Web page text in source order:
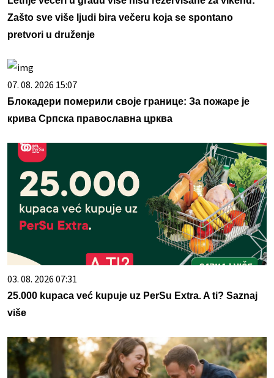
Zašto sve više ljudi bira večeru koja se spontano
pretvori u druženje
07. 08. 2026 15:07
Блокадери померили своје границе: За пожаре је
крива Српска православна црква
03. 08. 2026 07:31
25.000 kupaca već kupuje uz PerSu Extra. A ti? Saznaj
više